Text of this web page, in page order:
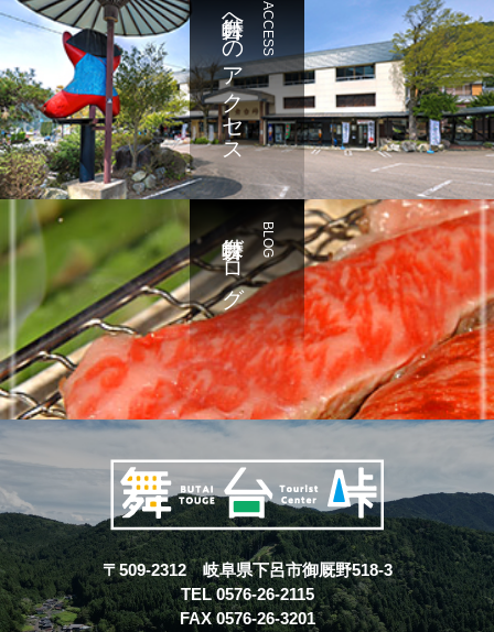
ACCESS
舞台峠へのアクセス
BLOG
舞台峠ブログ
〒509-2312 岐阜県下呂市御厩野518-3
TEL 0576-26-2115
FAX 0576-26-3201